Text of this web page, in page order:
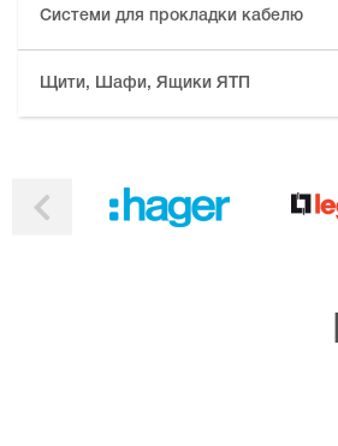
Системи для прокладки кабелю
Щити, Шафи, Ящики ЯТП